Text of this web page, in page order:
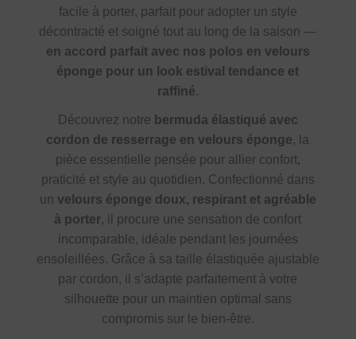
facile à porter, parfait pour adopter un style
décontracté et soigné tout au long de la saison —
en accord parfait avec nos polos en velours
éponge pour un look estival tendance et
raffiné.
Découvrez notre bermuda élastiqué avec
cordon de resserrage en velours éponge, la
pièce essentielle pensée pour allier confort,
praticité et style au quotidien. Confectionné dans
un velours éponge doux, respirant et agréable
à porter, il procure une sensation de confort
incomparable, idéale pendant les journées
ensoleillées. Grâce à sa taille élastiquée ajustable
par cordon, il s’adapte parfaitement à votre
silhouette pour un maintien optimal sans
compromis sur le bien-être.